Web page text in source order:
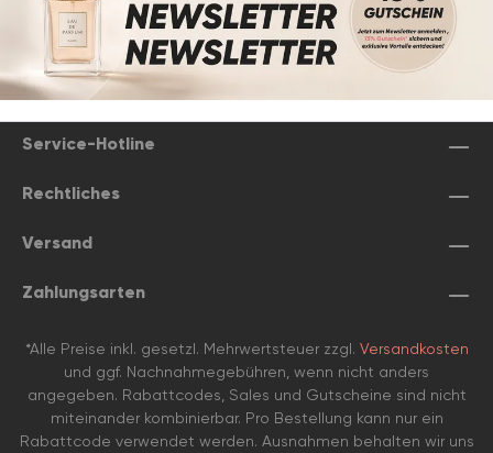
Service-Hotline
Rechtliches
Versand
Zahlungsarten
*Alle Preise inkl. gesetzl. Mehrwertsteuer zzgl. Versandkosten
und ggf. Nachnahmegebühren, wenn nicht anders
angegeben. Rabattcodes, Sales und Gutscheine sind nicht
miteinander kombinierbar. Pro Bestellung kann nur ein
Rabattcode verwendet werden. Ausnahmen behalten wir uns